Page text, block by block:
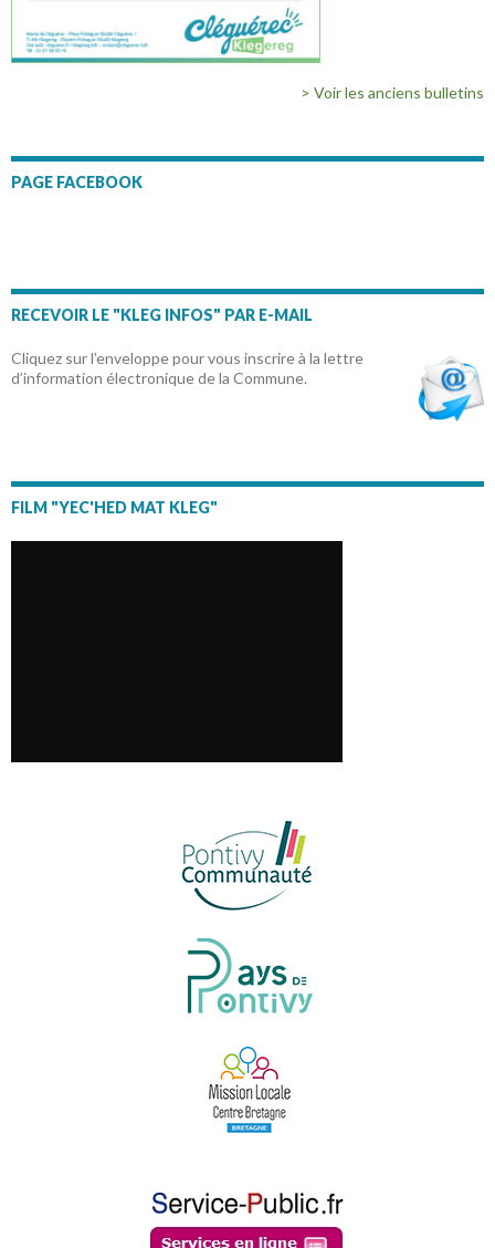
> Voir les anciens bulletins
PAGE FACEBOOK
RECEVOIR LE "KLEG INFOS" PAR E-MAIL
Cliquez sur l’enveloppe pour vous inscrire à la lettre
d’information électronique de la Commune.
FILM "YEC'HED MAT KLEG"